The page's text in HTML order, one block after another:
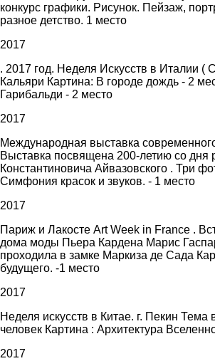
конкурс графики. Рисунок. Пейзаж,
разное детство. 1 место
2017
. 2017 год. Неделя Искусств в Италии (
Кальяри Картина: В городе дождь - 2
Гарибальди - 2 место
2017
Международная выставка
Выставка посвящена 200-летию со дня
Константиновича Айвазовского . Три
Симфония красок и звуков. - 1 место
2017
Париж и Лакосте Art Week in France .
дома моды Пьера Кардена Марис
проходила в замке Маркиза де Сада
будущего. -1 место
2017
Неделя искусств в Китае. г. Пекин Тема
человек Картина : Архитектура
2017